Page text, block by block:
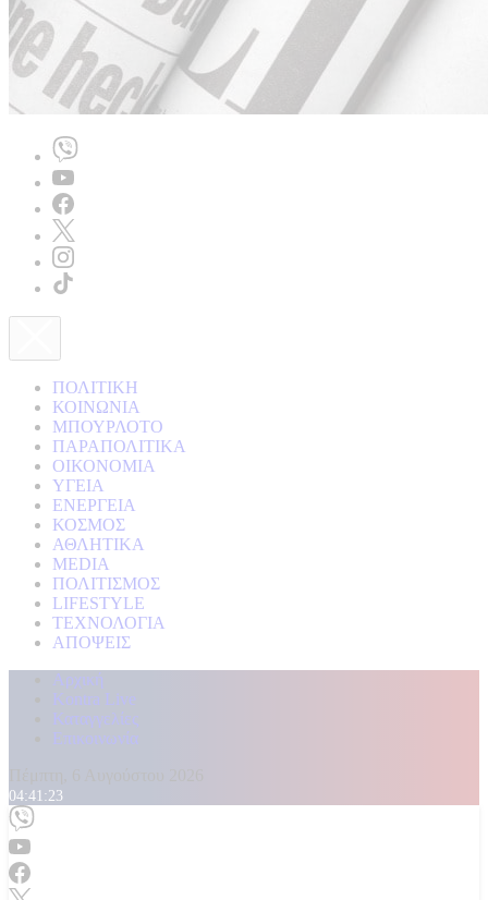
ΠΟΛΙΤΙΚΗ
ΚΟΙΝΩΝΙΑ
ΜΠΟΥΡΛΟΤΟ
ΠΑΡΑΠΟΛΙΤΙΚΑ
ΟΙΚΟΝΟΜΙΑ
ΥΓΕΙΑ
ΕΝΕΡΓΕΙΑ
ΚΟΣΜΟΣ
ΑΘΛΗΤΙΚΑ
MEDIA
ΠΟΛΙΤΙΣΜΟΣ
LIFESTYLE
ΤΕΧΝΟΛΟΓΙΑ
ΑΠΟΨΕΙΣ
Αρχική
Kontra Live
Καταγγελίες
Επικοινωνία
04:41:25